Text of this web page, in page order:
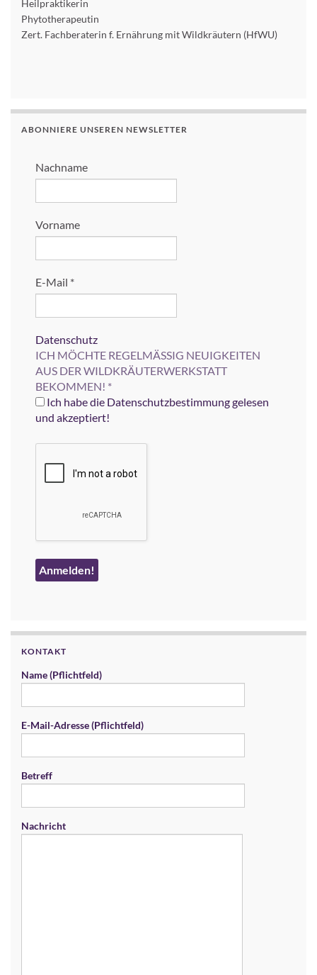
Heilpraktikerin
Phytotherapeutin
Zert. Fachberaterin f. Ernährung mit Wildkräutern (HfWU)
ABONNIERE UNSEREN NEWSLETTER
Nachname
Vorname
E-Mail *
Datenschutz
ICH MÖCHTE REGELMÄSSIG NEUIGKEITEN
AUS DER WILDKRÄUTERWERKSTATT
BEKOMMEN! *
Ich habe die Datenschutzbestimmung gelesen
und akzeptiert!
KONTAKT
Name (Pflichtfeld)
E-Mail-Adresse (Pflichtfeld)
Betreff
Nachricht